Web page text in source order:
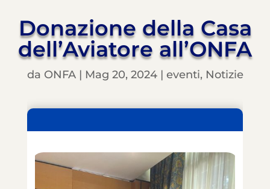
Donazione della Casa
dell’Aviatore all’ONFA
da ONFA| Mag 20, 2024| eventi, Notizie